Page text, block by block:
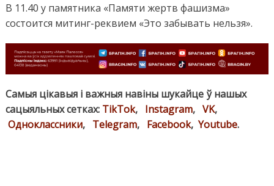
В 11.40 у памятника «Памяти жертв фашизма»
состоится митинг-реквием «Это забывать нельзя».
Самыя цікавыя і важныя навіны шукайце ў нашых
сацыяльных сетках: TikTok, Instagram, VK,
Одноклассники, Telegram, Facebook, Youtube.